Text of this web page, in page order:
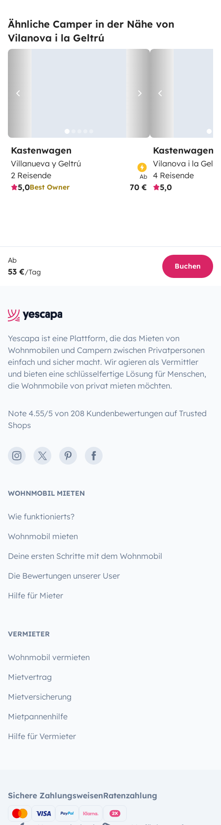
Ähnliche Camper in der Nähe von
Vilanova i la Geltrú
Kastenwagen
Villanueva y Geltrú
2 Reisende
5,0Best Owner
Ab
70 €
Kastenwagen
Vilanova i la
4 Reisende
5,0
Ab
53 €/Tag
Buchen
Yescapa ist eine Plattform, die das Mieten von
Wohnmobilen und Campern zwischen Privatpersonen
einfach und sicher macht. Wir agieren als Vermittler
und bieten eine schlüsselfertige Lösung für Menschen,
die Wohnmobile von privat mieten möchten.
Note 4.55/5 von 208 Kundenbewertungen auf Trusted
Shops
Instagram
X PinterestFacebook
WOHNMOBIL MIETEN
Wie funktionierts?
Wohnmobil mieten
Deine ersten Schritte mit dem Wohnmobil
Die Bewertungen unserer User
Hilfe für Mieter
VERMIETER
Wohnmobil vermieten
Mietvertrag
Mietversicherung
Mietpannenhilfe
Hilfe für Vermieter
Sichere ZahlungsweisenRatenzahlung